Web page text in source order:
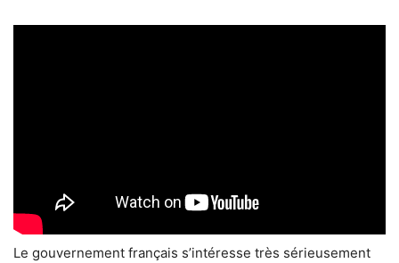
Le gouvernement français s’intéresse très sérieusement